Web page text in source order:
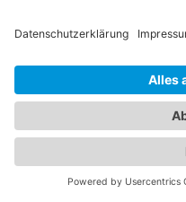
nicht nur alle
Auswahl an Hotels für
Hier finden Sie alles,
im Notfall als auch bei
informiert zu sein. Egal
Abschleppdienst in
dem perfektenHotel